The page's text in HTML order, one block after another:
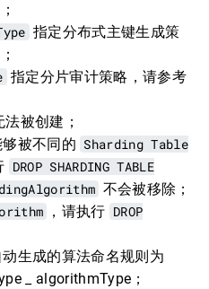
；
指定分布式主键生成策
；
指定分片审计策略，请参考
法被创建；
被不同的 Sharding Table
DROP SHARDING TABLE
不会被移除；
，请执行 DROP
生成的算法命名规则为
_ algorithmType；